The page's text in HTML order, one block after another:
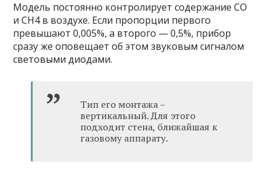
Модель постоянно контролирует содержание CO
и СН4 в воздухе. Если пропорции первого
превышают 0,005%, а второго — 0,5%, прибор
сразу же оповещает об этом звуковым сигналом
световыми диодами.
Тип его монтажа –
вертикальный. Для этого
подходит стена, ближайшая к
газовому аппарату.